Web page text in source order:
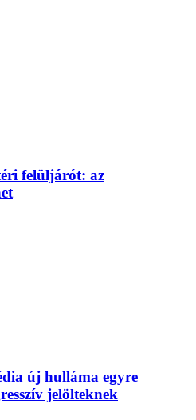
felüljárót: az
új hulláma egyre
jelölteknek